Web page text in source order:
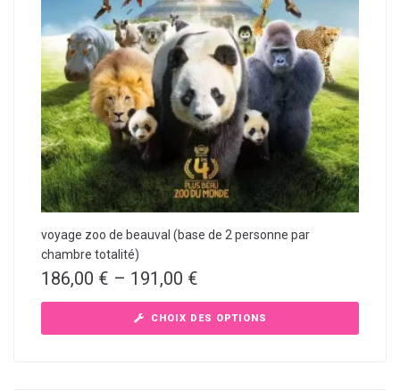
voyage zoo de beauval (base de 2 personne par
chambre totalité)
186,00 € – 191,00 €
CHOIX DES OPTIONS